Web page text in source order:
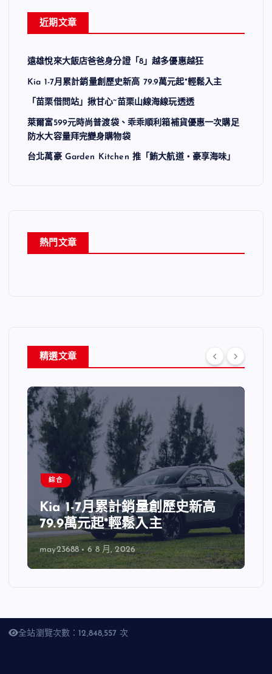
近期文章
遠雄悅來大飯店爸爸身分證「8」越多優惠越狂
Kia 1-7月累計銷量創歷史新高 79.9萬元起*輕鬆入主
「苗栗借問站」揪甘心~苗栗山線海線玩透透
萊爾富599元時尚普渡袋、乖乖順利箱補貨優惠一次購足
防水大容量拜完變身購物袋
台北萬豪 Garden Kitchen 推「鮪大航道・豪享海味」
熱門文章
精選文章
綜合
Kia 1-7月累計銷量創歷史新高
79.9萬元起*輕鬆入主
may23688 6 8 月, 2026
全站瀏覽次數：12,848,557 次